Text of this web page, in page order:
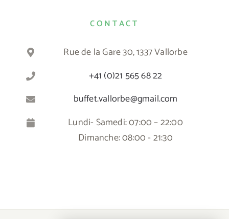
CONTACT
Rue de la Gare 30, 1337 Vallorbe
+41 (0)21 565 68 22
buffet.vallorbe@gmail.com
Lundi- Samedi: 07:00 – 22:00
Dimanche: 08:00 - 21:30